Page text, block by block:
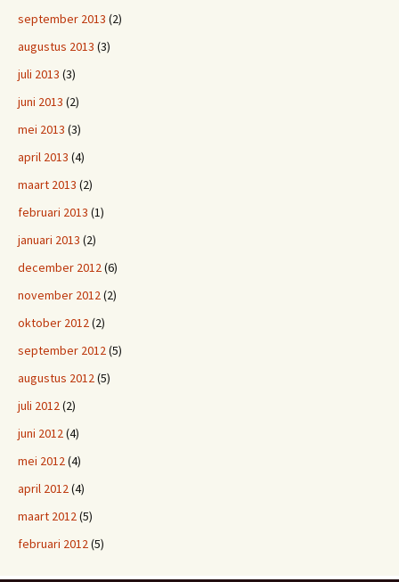
september 2013 (2)
augustus 2013 (3)
juli 2013 (3)
juni 2013 (2)
mei 2013 (3)
april 2013 (4)
maart 2013 (2)
februari 2013 (1)
januari 2013 (2)
december 2012(6)
november 2012(2)
oktober 2012(2)
september 2012(5)
augustus 2012(5)
juli 2012(2)
juni 2012(4)
mei 2012(4)
april 2012(4)
maart 2012(5)
februari 2012(5)